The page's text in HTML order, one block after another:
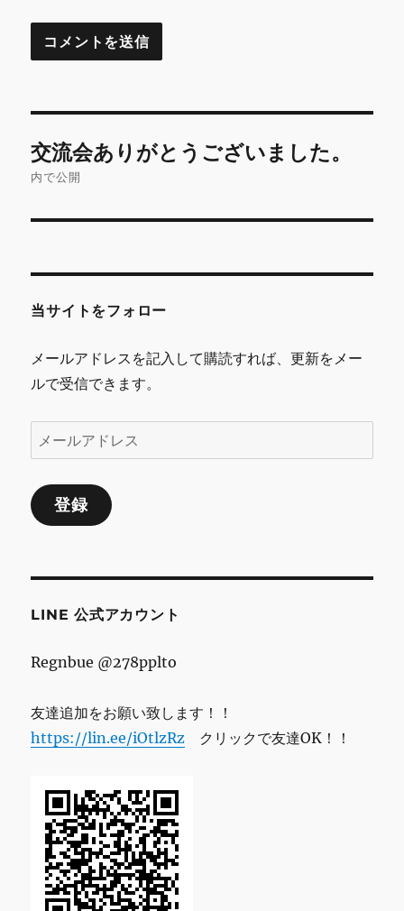
稿
ゲ
ー
シ
ョ
ン
交流会ありがとうございました。
内で公開
当サイトをフォロー
メールアドレスを記入して購読すれば、更新をメー
ルで受信できます。
ー
ル
ア
ス
登録
LINE 公式アカウント
Regnbue @278pplto
友達追加をお願い致します！！
https://lin.ee/iOtlzRz クリックで友達OK！！